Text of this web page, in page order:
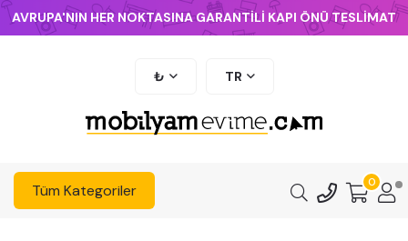
AVRUPA'NIN HER NOKTASINA GARANTİLİ KAPI ÖNÜ TESLİMAT
₺ TR
Tüm Kategoriler 0